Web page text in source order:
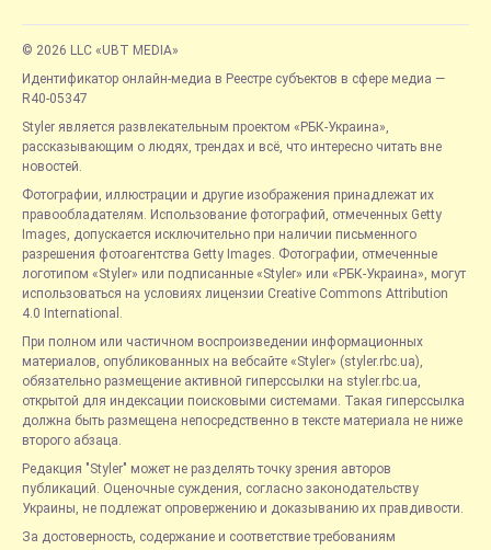
© 2026 LLC «UBT MEDIA»
Идентификатор онлайн-медиа в Реестре субъектов в сфере медиа —
R40-05347
Styler является развлекательным проектом «РБК-Украина»,
рассказывающим о людях, трендах и всё, что интересно читать вне
новостей.
Фотографии, иллюстрации и другие изображения принадлежат их
правообладателям. Использование фотографий, отмеченных Getty
Images, допускается исключительно при наличии письменного
разрешения фотоагентства Getty Images. Фотографии, отмеченные
логотипом «Styler» или подписанные «Styler» или «РБК-Украина», могут
использоваться на условиях лицензии Creative Commons Attribution
4.0 International.
При полном или частичном воспроизведении информационных
материалов, опубликованных на вебсайте «Styler» (styler.rbc.ua),
обязательно размещение активной гиперссылки на styler.rbc.ua,
открытой для индексации поисковыми системами. Такая гиперссылка
должна быть размещена непосредственно в тексте материала не ниже
второго абзаца.
Редакция "Styler" может не разделять точку зрения авторов
публикаций. Оценочные суждения, согласно законодательству
Украины, не подлежат опровержению и доказыванию их правдивости.
За достоверность, содержание и соответствие требованиям